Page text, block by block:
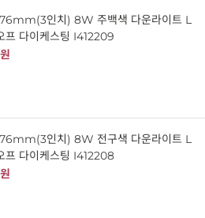
인치) 8W 주백색 다운라이트 L
프 다이케스팅 I412209
인치) 8W 전구색 다운라이트 L
프 다이케스팅 I412208